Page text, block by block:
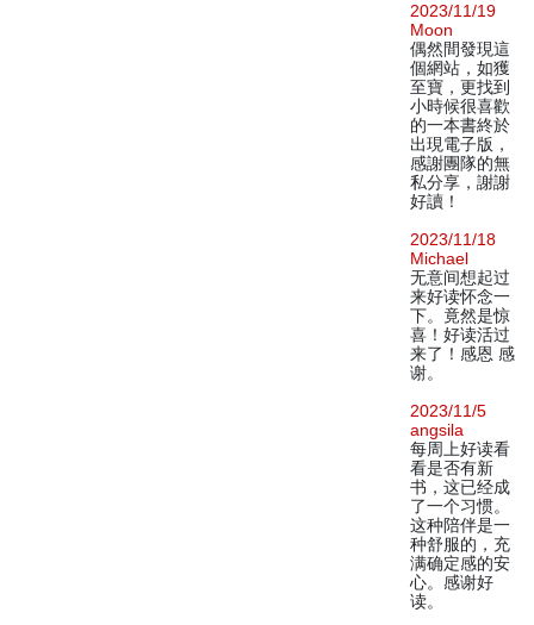
2023/11/19
Moon
偶然間發現這
個網站，如獲
至寶，更找到
小時候很喜歡
的一本書終於
出現電子版，
感謝團隊的無
私分享，謝謝
好讀！
2023/11/18
Michael
无意间想起过
来好读怀念一
下。竟然是惊
喜！好读活过
来了！感恩 感
谢。
2023/11/5
angsila
每周上好读看
看是否有新
书，这已经成
了一个习惯。
这种陪伴是一
种舒服的，充
满确定感的安
心。感谢好
读。